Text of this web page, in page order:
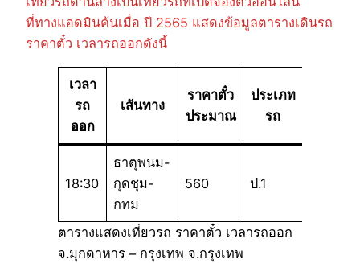
ที่ทางแอดมินค้นเมื่อ ปี 2565 แสดงข้อมูลตารางเดินรถ
ราคาตั๋ว เวลารถออกดังนี้
เวลา
รถ
ออก
เส้นทาง
ราคาตั๋ว
ประมาณ
ประเภท
รถ
18:30
ธาตุพนม-
กุดชุม-
กทม
560 ป.1
ตารางแสดงเที่ยวรถ ราคาตั๋ว เวลารถออก
จ.มุกดาหาร – กรุงเทพ จ.กรุงเทพ